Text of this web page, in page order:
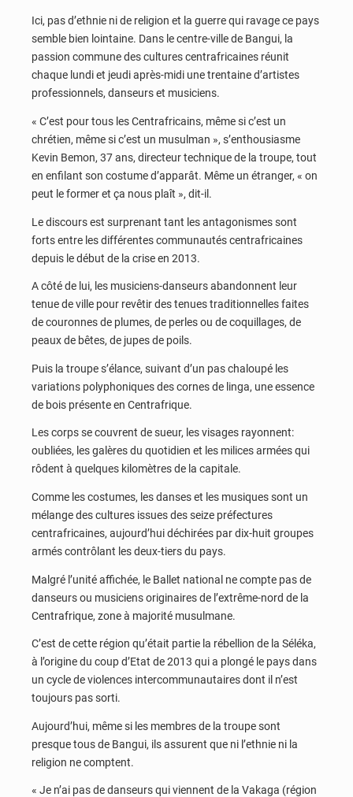
Ici, pas d’ethnie ni de religion et la guerre qui ravage ce pays
semble bien lointaine. Dans le centre-ville de Bangui, la
passion commune des cultures centrafricaines réunit
chaque lundi et jeudi après-midi une trentaine d’artistes
professionnels, danseurs et musiciens.
« C’est pour tous les Centrafricains, même si c’est un
chrétien, même si c’est un musulman », s’enthousiasme
Kevin Bemon, 37 ans, directeur technique de la troupe, tout
en enfilant son costume d’apparât. Même un étranger, « on
peut le former et ça nous plaît », dit-il.
Le discours est surprenant tant les antagonismes sont
forts entre les différentes communautés centrafricaines
depuis le début de la crise en 2013.
A côté de lui, les musiciens-danseurs abandonnent leur
tenue de ville pour revêtir des tenues traditionnelles faites
de couronnes de plumes, de perles ou de coquillages, de
peaux de bêtes, de jupes de poils.
Puis la troupe s’élance, suivant d’un pas chaloupé les
variations polyphoniques des cornes de linga, une essence
de bois présente en Centrafrique.
Les corps se couvrent de sueur, les visages rayonnent:
oubliées, les galères du quotidien et les milices armées qui
rôdent à quelques kilomètres de la capitale.
Comme les costumes, les danses et les musiques sont un
mélange des cultures issues des seize préfectures
centrafricaines, aujourd’hui déchirées par dix-huit groupes
armés contrôlant les deux-tiers du pays.
Malgré l’unité affichée, le Ballet national ne compte pas de
danseurs ou musiciens originaires de l’extrême-nord de la
Centrafrique, zone à majorité musulmane.
C’est de cette région qu’était partie la rébellion de la Séléka,
à l’origine du coup d’Etat de 2013 qui a plongé le pays dans
un cycle de violences intercommunautaires dont il n’est
toujours pas sorti.
Aujourd’hui, même si les membres de la troupe sont
presque tous de Bangui, ils assurent que ni l’ethnie ni la
religion ne comptent.
« Je n’ai pas de danseurs qui viennent de la Vakaga (région